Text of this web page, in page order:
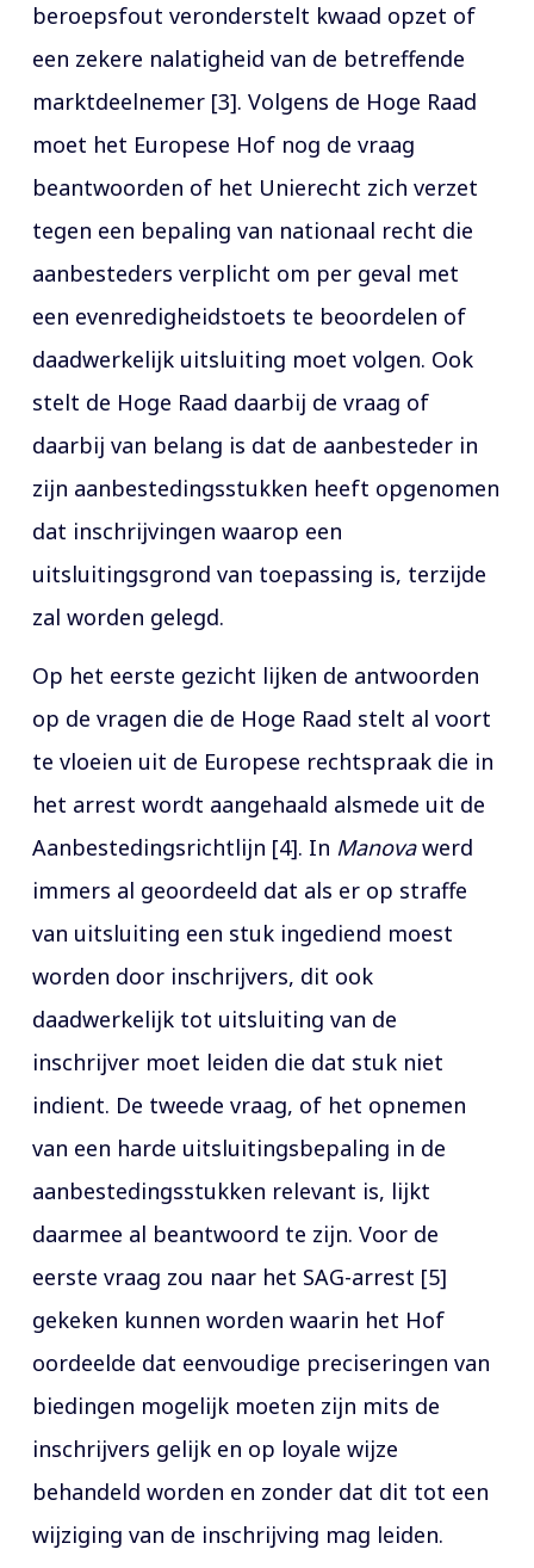
beroepsfout veronderstelt kwaad opzet of
een zekere nalatigheid van de betreffende
marktdeelnemer [3]. Volgens de Hoge Raad
moet het Europese Hof nog de vraag
beantwoorden of het Unierecht zich verzet
tegen een bepaling van nationaal recht die
aanbesteders verplicht om per geval met
een evenredigheidstoets te beoordelen of
daadwerkelijk uitsluiting moet volgen. Ook
stelt de Hoge Raad daarbij de vraag of
daarbij van belang is dat de aanbesteder in
zijn aanbestedingsstukken heeft opgenomen
dat inschrijvingen waarop een
uitsluitingsgrond van toepassing is, terzijde
zal worden gelegd.
Op het eerste gezicht lijken de antwoorden
op de vragen die de Hoge Raad stelt al voort
te vloeien uit de Europese rechtspraak die in
het arrest wordt aangehaald alsmede uit de
Aanbestedingsrichtlijn [4]. In Manovawerd
immers al geoordeeld dat als er op straffe
van uitsluiting een stuk ingediend moest
worden door inschrijvers, dit ook
daadwerkelijk tot uitsluiting van de
inschrijver moet leiden die dat stuk niet
indient. De tweede vraag, of het opnemen
van een harde uitsluitingsbepaling in de
aanbestedingsstukken relevant is, lijkt
daarmee al beantwoord te zijn. Voor de
eerste vraag zou naar het SAG-arrest [5]
gekeken kunnen worden waarin het Hof
oordeelde dat eenvoudige preciseringen van
biedingen mogelijk moeten zijn mits de
inschrijvers gelijk en op loyale wijze
behandeld worden en zonder dat dit tot een
wijziging van de inschrijving mag leiden.